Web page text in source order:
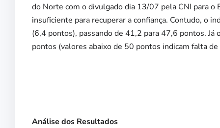
do Norte com o divulgado dia 13/07 pela CNI para
insuficiente para recuperar a confiança. Contudo, o
(6,4 pontos), passando de 41,2 para 47,6 pontos.
pontos (valores abaixo de 50 pontos indicam falta de
Análise dos Resultados